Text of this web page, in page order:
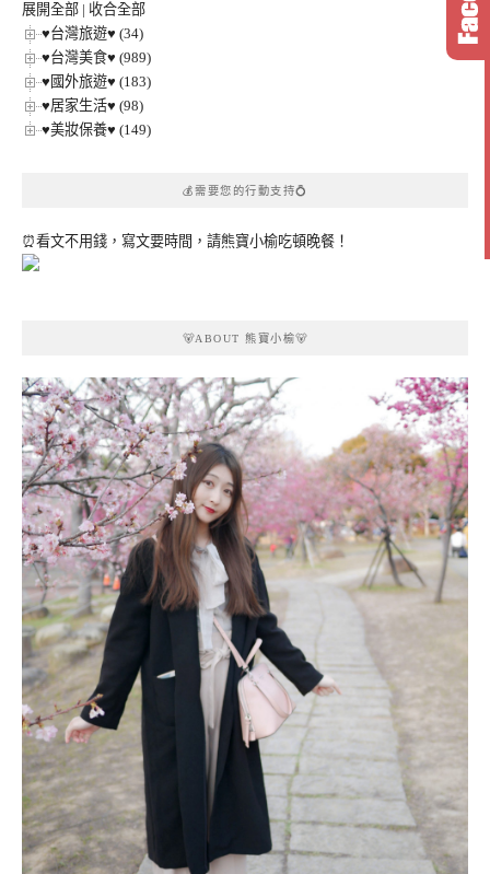
展開全部 | 收合全部
♥台灣旅遊♥ (34)
♥台灣美食♥ (989)
♥國外旅遊♥ (183)
♥居家生活♥ (98)
♥美妝保養♥ (149)
💰需要您的行動支持💍
⏰看文不用錢，寫文要時間，請熊寶小榆吃頓晚餐！
🐻ABOUT 熊寶小榆🐻